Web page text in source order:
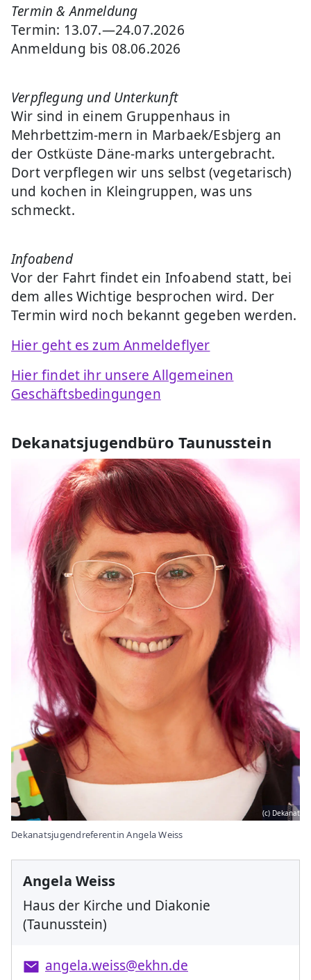
Termin & Anmeldung
Termin: 13.07.—24.07.2026
Anmeldung bis 08.06.2026
Verpflegung und Unterkunft
Wir sind in einem Gruppenhaus in
Mehrbettzim-mern in Marbaek/Esbjerg an
der Ostküste Däne-marks untergebracht.
Dort verpflegen wir uns selbst (vegetarisch)
und kochen in Kleingruppen, was uns
schmeckt.
Infoabend
Vor der Fahrt findet ein Infoabend statt, bei
dem alles Wichtige besprochen wird. Der
Termin wird noch bekannt gegeben werden.
Hier geht es zum Anmeldeflyer
Hier findet ihr unsere Allgemeinen
Geschäftsbedingungen
Dekanatsjugendbüro Taunusstein
(c) Dekanat
Dekanatsjugendreferentin Angela Weiss
Angela Weiss
Haus der Kirche und Diakonie
(Taunusstein)
angela.weiss@ekhn.de